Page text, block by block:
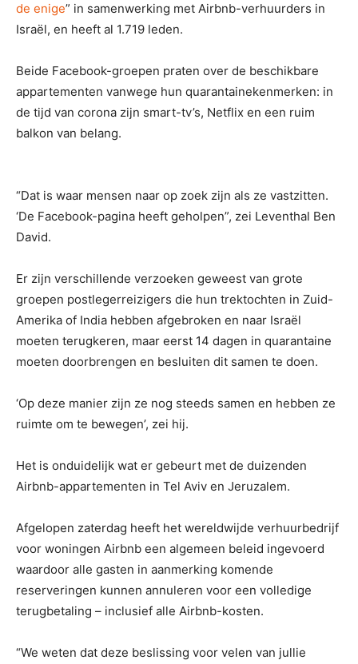
de enige” in samenwerking met Airbnb-verhuurders in
Israël, en heeft al 1.719 leden.
Beide Facebook-groepen praten over de beschikbare
appartementen vanwege hun quarantainekenmerken: in
de tijd van corona zijn smart-tv’s, Netflix en een ruim
balkon van belang.
“Dat is waar mensen naar op zoek zijn als ze vastzitten.
‘De Facebook-pagina heeft geholpen”, zei Leventhal Ben
David.
Er zijn verschillende verzoeken geweest van grote
groepen postlegerreizigers die hun trektochten in Zuid-
Amerika of India hebben afgebroken en naar Israël
moeten terugkeren, maar eerst 14 dagen in quarantaine
moeten doorbrengen en besluiten dit samen te doen.
‘Op deze manier zijn ze nog steeds samen en hebben ze
ruimte om te bewegen’, zei hij.
Het is onduidelijk wat er gebeurt met de duizenden
Airbnb-appartementen in Tel Aviv en Jeruzalem.
Afgelopen zaterdag heeft het wereldwijde verhuurbedrijf
voor woningen Airbnb een algemeen beleid ingevoerd
waardoor alle gasten in aanmerking komende
reserveringen kunnen annuleren voor een volledige
terugbetaling – inclusief alle Airbnb-kosten.
“We weten dat deze beslissing voor velen van jullie